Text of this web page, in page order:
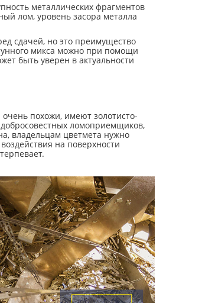
металлических фрагментов
лом, уровень засора металла
сдачей, но это преимущество
микса можно при помощи
быть уверен в актуальности
похожи, имеют золотисто-
ломоприемщиков,
владельцам цветмета нужно
на поверхности